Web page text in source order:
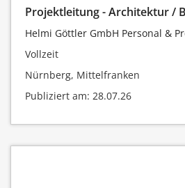
Projektleitung - Architektur /
Helmi Göttler GmbH Personal &
Vollzeit
Nürnberg, Mittelfranken
Publiziert am: 28.07.26